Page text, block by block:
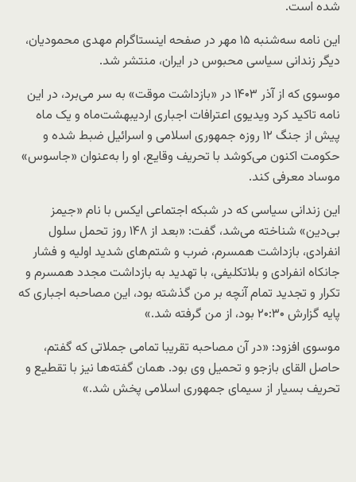
شده است.
این نامه سه‌شنبه ۱۵ مهر در صفحه اینستاگرام مهدی محمودیان،
دیگر زندانی سیاسی محبوس در ایران، منتشر شد.
موسوی که از آذر ۱۴۰۳ در «بازداشت موقت» به سر می‌برد، در این
نامه تاکید کرد ویدیوی اعترافات اجباری اردیبهشت‌ماه و یک ماه
پیش از جنگ ۱۲ روزه جمهوری اسلامی و اسرائیل ضبط شده و
حکومت اکنون می‌کوشد با تحریف وقایع، او را به‌عنوان «جاسوس»
موساد معرفی کند.
این زندانی سیاسی که در شبکه‌‌ اجتماعی ایکس با نام «جیمز
بی‌دین» شناخته می‌شد، گفت: «بعد از ۱۴۸ روز تحمل سلول
انفرادی، بازداشت همسرم، ضرب و شتم‌های شدید اولیه و فشار
جانکاه انفرادی و بلاتکلیفی، با تهدید به بازداشت مجدد همسرم و
تکرار و تجدید تمام آنچه بر من گذشته بود، این مصاحبه اجباری که
پایه گزارش ۲۰:۳۰ بود، از من گرفته شد.»
موسوی افزود: «در آن مصاحبه تقریبا تمامی جملاتی که گفتم،
حاصل القای بازجو و تحمیل وی بود. همان گفته‌ها نیز با تقطیع و
تحریف بسیار از سیمای جمهوری اسلامی پخش شد.»